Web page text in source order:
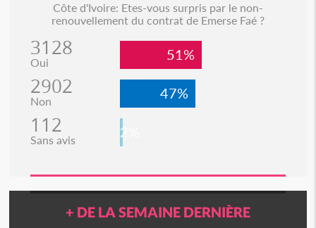
Côte d'Ivoire: Etes-vous surpris par le non-
renouvellement du contrat de Emerse Faé ?
3128
Oui 51%
2902
Non 47%
112
Sans avis 2%
+ DE LA SEMAINE DERNIÈRE